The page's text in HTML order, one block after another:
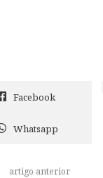
Facebook
Whatsapp
artigo anterior